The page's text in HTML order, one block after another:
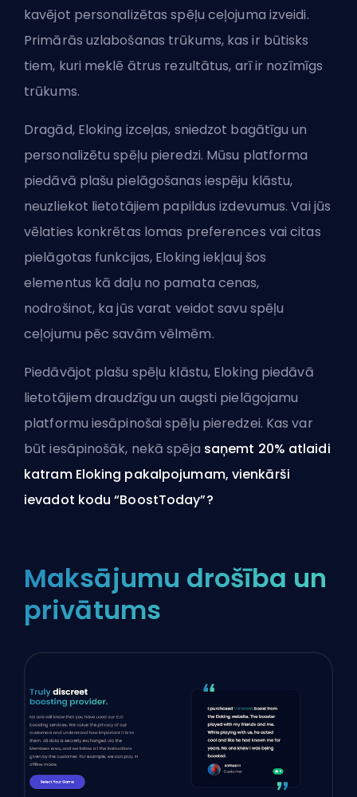
kavējot personalizētas spēļu ceļojuma izveidi.
Primārās uzlabošanas trūkums, kas ir būtisks
tiem, kuri meklē ātrus rezultātus, arī ir nozīmīgs
trūkums.
Dragād, Eloking izceļas, sniedzot bagātīgu un
personalizētu spēļu pieredzi. Mūsu platforma
piedāvā plašu pielāgošanas iespēju klāstu,
neuzliekot lietotājiem papildus izdevumus. Vai jūs
vēlaties konkrētas lomas preferences vai citas
pielāgotas funkcijas, Eloking iekļauj šos
elementus kā daļu no pamata cenas,
nodrošinot, ka jūs varat veidot savu spēļu
ceļojumu pēc savām vēlmēm.
Piedāvājot plašu spēļu klāstu, Eloking piedāvā
lietotājiem draudzīgu un augsti pielāgojamu
platformu iesāpinošai spēļu pieredzei. Kas var
būt iesāpinošāk, nekā spēja saņemt 20% atlaidi
katram Eloking pakalpojumam, vienkārši
ievadot kodu “BoostToday”?
Maksājumu drošība un
privātums